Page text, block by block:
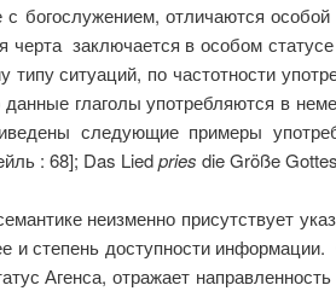
богослужением, отличаются
черта заключается в особом
ситуаций, по частотности
глаголы употребляются в
следующие примеры
: 68]; Das Liedpries die Größe
неизменно присутствует
и степень доступности
Агенса, отражает